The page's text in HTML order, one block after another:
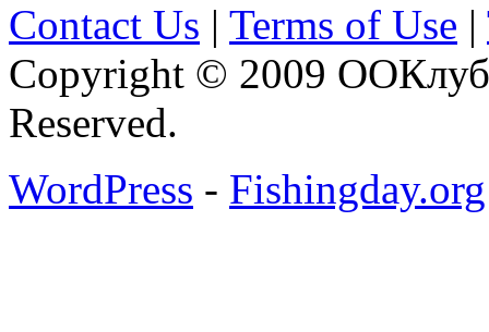
Contact Us | Terms of Use |
Copyright © 2009
Reserved.
WordPress - Fishingday.org